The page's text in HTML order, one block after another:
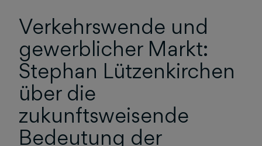
Verkehrswende und
gewerblicher Markt:
Stephan Lützenkirchen
über die
zukunftsweisende
Bedeutung der